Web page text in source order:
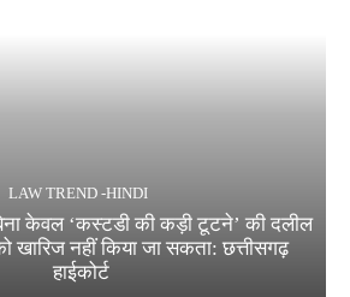
LAW TREND -HINDI
केवल ‘कस्टडी की कड़ी टूटने’ की दलील
को खारिज नहीं किया जा सकता: छत्तीसगढ़
हाईकोर्ट